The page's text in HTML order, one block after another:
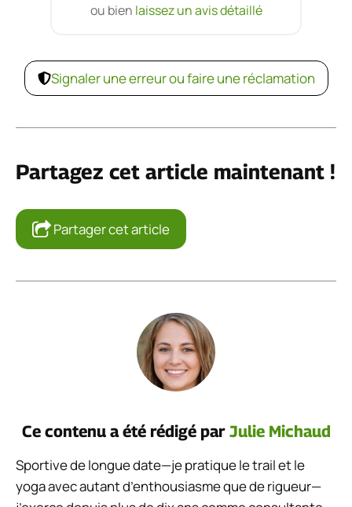
ou bien laissez un avis détaillé
Signaler une erreur ou faire une réclamation
Partagez cet article maintenant !
Partager cet article
Ce contenu a été rédigé par Julie Michaud
Sportive de longue date—je pratique le trail et le
yoga avec autant d’enthousiasme que de rigueur—